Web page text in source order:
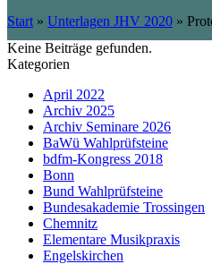
Start » Unterlagen JHV 2020 »
Keine Beiträge gefunden.
Kategorien
April 2022
Archiv 2025
Archiv Seminare 2026
BaWü Wahlprüfsteine
bdfm-Kongress 2018
Bonn
Bund Wahlprüfsteine
Bundesakademie Trossingen
Chemnitz
Elementare Musikpraxis
Engelskirchen